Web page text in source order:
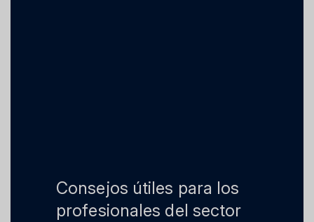
Consejos útiles para los
profesionales del sector